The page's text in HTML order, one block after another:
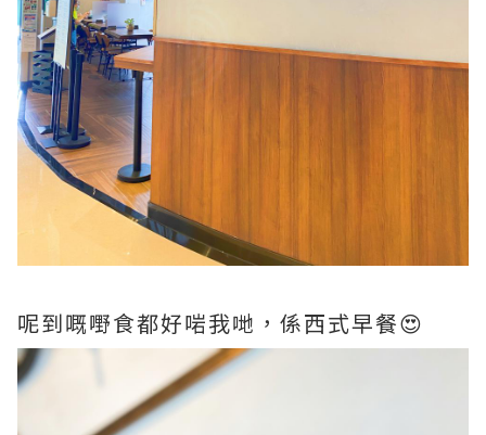
呢到嘅嘢食都好啱我哋，係西式早餐😍